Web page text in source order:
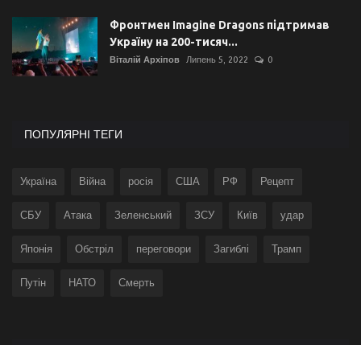
Фронтмен Imagine Dragons підтримав
Україну на 200-тисяч...
Віталій Архіпов Липень 5, 2022 0
ПОПУЛЯРНІ ТЕГИ
Україна Війна росія США РФ Рецепт
СБУ Атака Зеленський ЗСУ Київ удар
Японія Обстріл переговори Загиблі Трамп
Путін НАТО Смерть